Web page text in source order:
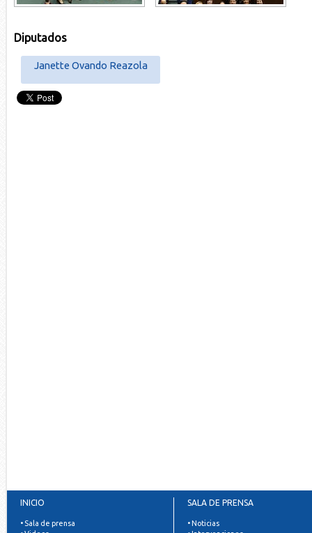
Diputados
Janette Ovando Reazola
INICIO
• Sala de prensa
SALA DE PRENSA
• Noticias